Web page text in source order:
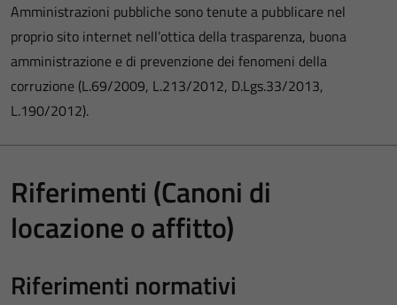
Amministrazioni pubbliche sono tenute a pubblicare nel
proprio sito internet nell’ottica della trasparenza, buona
amministrazione e di prevenzione dei fenomeni della
corruzione (L.69/2009, L.213/2012, D.Lgs.33/2013,
L.190/2012).
Riferimenti (Canoni di
locazione o affitto)
Riferimenti normativi